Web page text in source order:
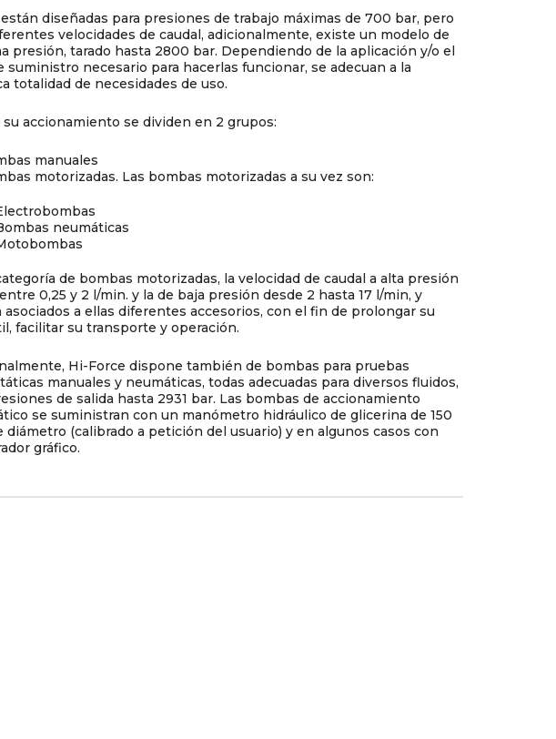
están diseñadas para presiones de trabajo máximas de 700 bar, pero
velocidades de caudal, adicionalmente, existe un modelo de
presión, tarado hasta 2800 bar. Dependiendo de la aplicación y/o el
suministro necesario para hacerlas funcionar, se adecuan a la
totalidad de necesidades de uso.
su accionamiento se dividen en 2 grupos:
manuales
motorizadas. Las bombas motorizadas a su vez son:
neumáticas
de bombas motorizadas, la velocidad de caudal a alta presión
0,25 y 2 l/min. y la de baja presión desde 2 hasta 17 l/min, y
a ellas diferentes accesorios, con el fin de prolongar su
facilitar su transporte y operación.
Hi-Force dispone también de bombas para pruebas
manuales y neumáticas, todas adecuadas para diversos fluidos,
de salida hasta 2931 bar. Las bombas de accionamiento
se suministran con un manómetro hidráulico de glicerina de 150
diámetro (calibrado a petición del usuario) y en algunos casos con
gráfico.